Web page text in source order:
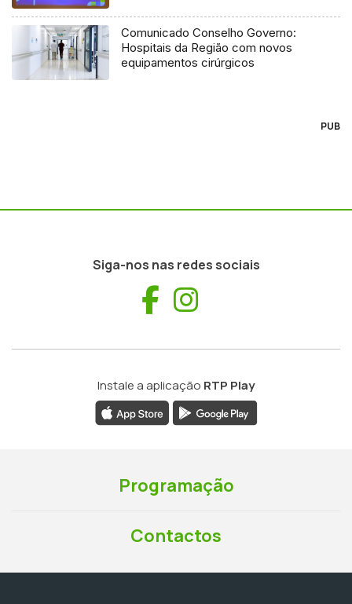
Comunicado Conselho Governo:
Hospitais da Região com novos
equipamentos cirúrgicos
PUB
Siga-nos nas redes sociais
Facebook
Instale a aplicação RTP Play
Programação
Contactos